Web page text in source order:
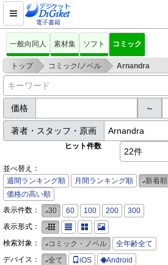
電子書籍
一般向同人 素材集 ソフト コミック
トップ > コミック/ノベル > Arnandra
価格 ～
著者・スタッフ・原画
ヒット件数
22件
並べ替え：
週間ランキング順
月間ランキング順 新着順
価格の高い順
表示件数：
30 60 100 200
300
表示形式：
検索対象：
コミック・ノベル
全年齢全て
デバイス：
全て iOS Android